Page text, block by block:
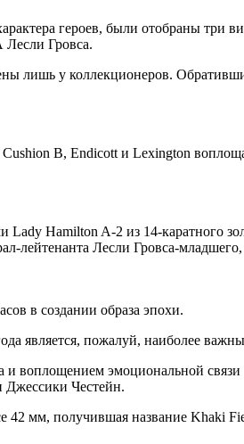
героев, были отобраны
Гровса.
лишь у коллекционеров.
B, Endicott и Lexington
Hamilton A-2 из 14-каратного
лейтенанта Лесли Гровса-
в создании образа эпохи.
является, пожалуй, наиболее
воплощением эмоциональной
Честейн.
мм, получившая название Khaki